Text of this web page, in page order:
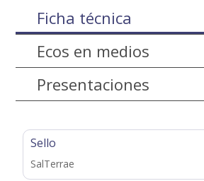
Ficha técnica
Ecos en medios
Presentaciones
Sello
SalTerrae